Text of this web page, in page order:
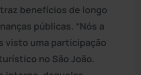
benefícios de longo
públicas. “Nós a
visto uma participação
no São João.